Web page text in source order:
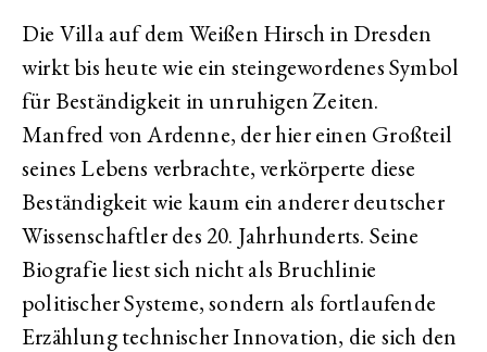
Die Villa auf dem Weißen Hirsch in Dresden
wirkt bis heute wie ein steingewordenes Symbol
für Beständigkeit in unruhigen Zeiten.
Manfred von Ardenne, der hier einen Großteil
seines Lebens verbrachte, verkörperte diese
Beständigkeit wie kaum ein anderer deutscher
Wissenschaftler des 20. Jahrhunderts. Seine
Biografie liest sich nicht als Bruchlinie
politischer Systeme, sondern als fortlaufende
Erzählung technischer Innovation, die sich den